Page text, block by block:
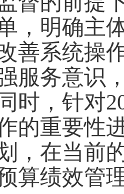
，明确主
善系统操
服务意识
时，针对
的重要性
，在当前
算绩效管